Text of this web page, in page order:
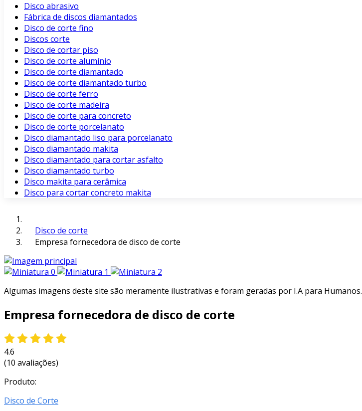
Disco abrasivo
Fábrica de discos diamantados
Disco de corte fino
Discos corte
Disco de cortar piso
Disco de corte alumínio
Disco de corte diamantado
Disco de corte diamantado turbo
Disco de corte ferro
Disco de corte madeira
Disco de corte para concreto
Disco de corte porcelanato
Disco diamantado liso para porcelanato
Disco diamantado makita
Disco diamantado para cortar asfalto
Disco diamantado turbo
Disco makita para cerâmica
Disco para cortar concreto makita
Disco de corte
Empresa fornecedora de disco de corte
Algumas imagens deste site são meramente ilustrativas e foram geradas por I.A para Humanos.
Empresa fornecedora de disco de corte
4.6
(10 avaliações)
Produto:
Disco de Corte